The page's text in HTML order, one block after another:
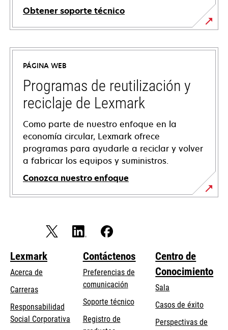
Obtener soporte técnico
se
abre
una
pestaña
nueva
PÁGINA WEB
Programas de reutilización y
reciclaje de Lexmark
Como parte de nuestro enfoque en la
economía circular, Lexmark ofrece
programas para ayudarle a reciclar y volver
a fabricar los equipos y suministros.
Conozca nuestro enfoque
Lexmark
Acerca de
Carreras
Responsabilidad
Social Corporativa
Contáctenos
Preferencias de
comunicación
Soporte técnicose
Registro de
Centro de
Conocimiento
Sala
Casos de éxito
Perspectivas de